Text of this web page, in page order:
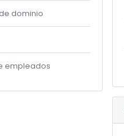
dominio
empleados